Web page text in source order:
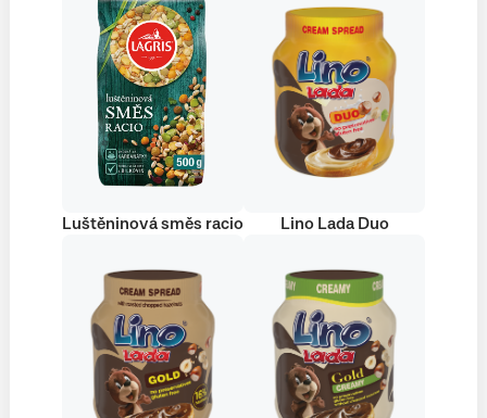
Luštěninová směs racio Lino Lada Duo